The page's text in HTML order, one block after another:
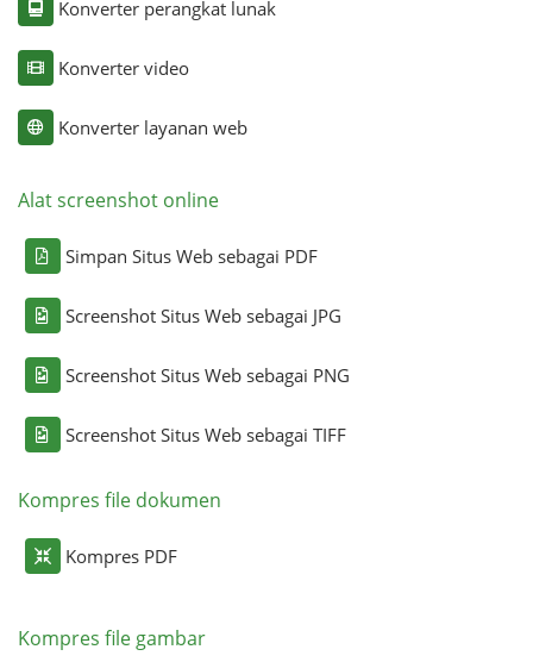
Konverter perangkat lunak
Konverter video
Konverter layanan web
Alat screenshot online
Simpan Situs Web sebagai PDF
Screenshot Situs Web sebagai JPG
Screenshot Situs Web sebagai PNG
Screenshot Situs Web sebagai TIFF
Kompres file dokumen
Kompres PDF
Kompres file gambar